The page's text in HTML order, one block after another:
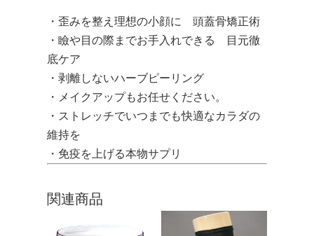
・歪みを整え理想の小顔に 頭蓋骨矯正術
・瞼や目の際までお手入れできる 目元徹
底ケア
・剥離しないハーブピーリング
・メイクアップもお任せください。
・ストレッチでいつまでも快適なカラダの
維持を
・免疫を上げる本物サプリ
関連商品